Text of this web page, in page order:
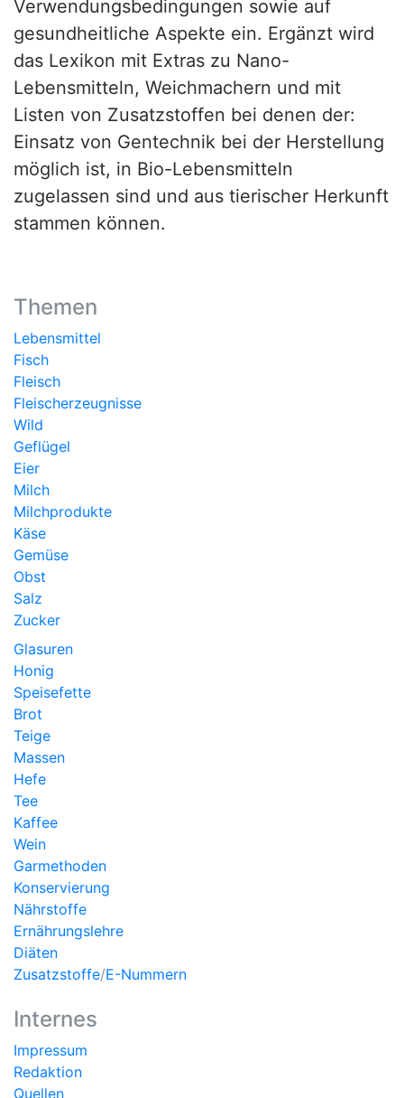
Verwendungsbedingungen sowie auf
gesundheitliche Aspekte ein. Ergänzt wird
das Lexikon mit Extras zu Nano-
Lebensmitteln, Weichmachern und mit
Listen von Zusatzstoffen bei denen der:
Einsatz von Gentechnik bei der Herstellung
möglich ist, in Bio-Lebensmitteln
zugelassen sind und aus tierischer Herkunft
stammen können.
Themen
Lebensmittel
Fisch
Fleisch
Fleischerzeugnisse
Wild
Geflügel
Eier
Milch
Milchprodukte
Käse
Gemüse
Obst
Salz
Zucker
Glasuren
Honig
Speisefette
Brot
Teige
Massen
Hefe
Tee
Kaffee
Wein
Garmethoden
Konservierung
Nährstoffe
Ernährungslehre
Diäten
Zusatzstoffe/E-Nummern
Internes
Impressum
Redaktion
Quellen